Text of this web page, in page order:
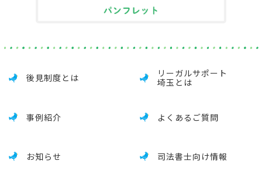
後見制度とは
リーガルサポート
埼玉とは
事例紹介 よくあるご質問
お知らせ 司法書士向け情報